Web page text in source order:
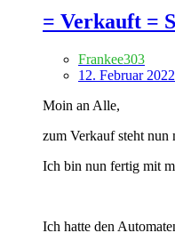
= Verkauft =
Frankee303
12. Februar
Moin an Alle,
zum Verkauf steht
Ich bin nun fertig mit
Ich hatte den